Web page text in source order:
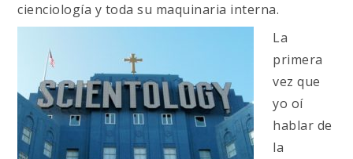
cienciología y toda su maquinaria interna.
La
primera
vez que
yo oí
hablar de
la